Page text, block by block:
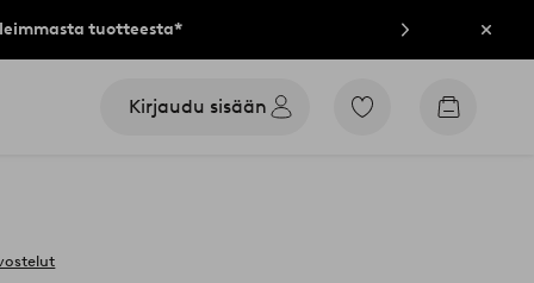
tuotteesta* Sulje
Kirjaudu sisään
Siirry
Siirry